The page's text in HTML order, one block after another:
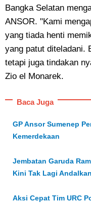
Bangka Selatan
ANSOR. "Kami
yang tiada henti
yang patut diteladani.
tetapi juga tindakan
Zio el Monarek.
Baca Juga
GP Ansor Sumenep
Kemerdekaan
Jembatan Garuda
Kini Tak Lagi
Aksi Cepat Tim URC